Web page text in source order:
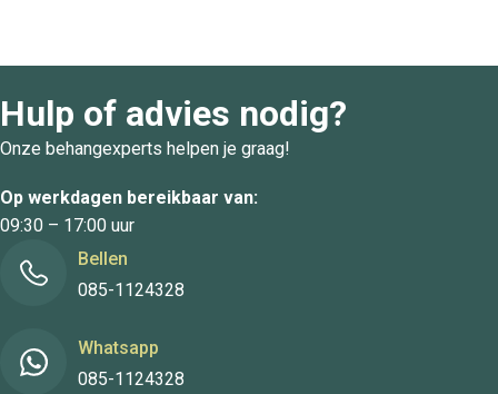
Hulp of advies nodig?
Onze behangexperts helpen je graag!
Op werkdagen bereikbaar van:
09:30 – 17:00 uur
Bellen
085-1124328
Whatsapp
085-1124328